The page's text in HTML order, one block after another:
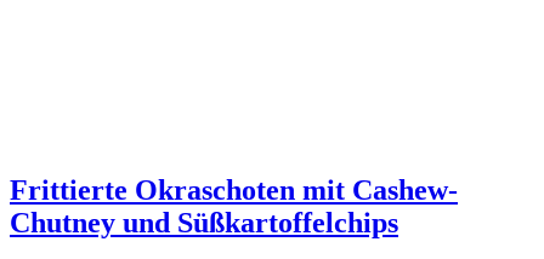
Frittierte
Okraschoten
mit
Frittierte Okraschoten mit Cashew-
Chutney und Süßkartoffelchips